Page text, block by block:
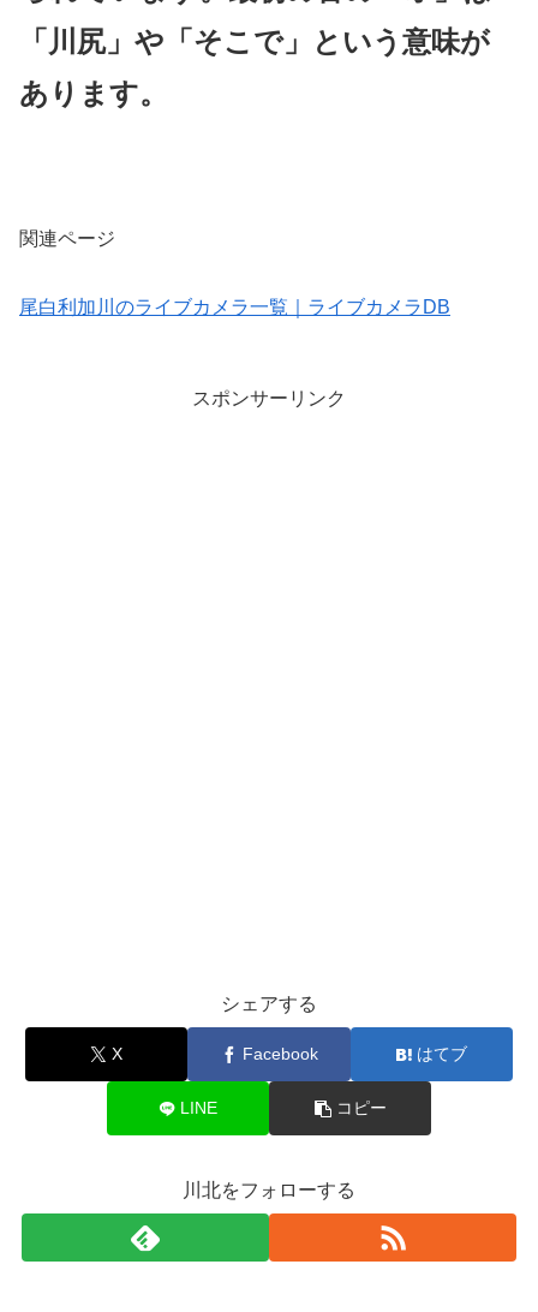
「川尻」や「そこで」という意味が
あります。
関連ページ
尾白利加川のライブカメラ一覧｜ライブカメラDB
スポンサーリンク
シェアする
X Facebook はてブ
LINE コピー
川北をフォローする